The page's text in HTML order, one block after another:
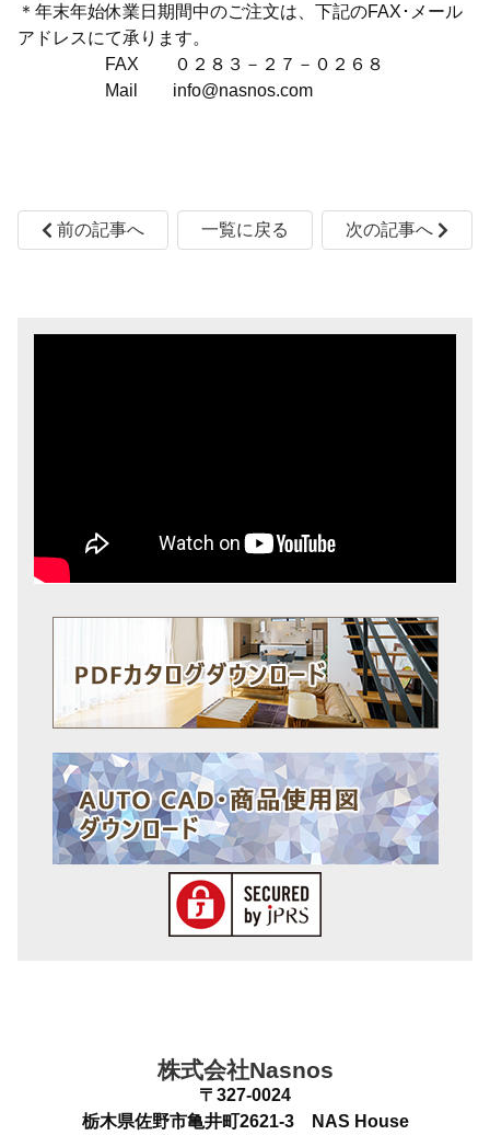
＊年末年始休業日期間中のご注文は、下記のFAX･メール
アドレスにて承ります。
FAX ０２８３－２７－０２６８
Mail info@nasnos.com
前の記事へ 一覧に戻る 次の記事へ
株式会社Nasnos
〒327-0024
栃木県佐野市亀井町2621-3 NAS House